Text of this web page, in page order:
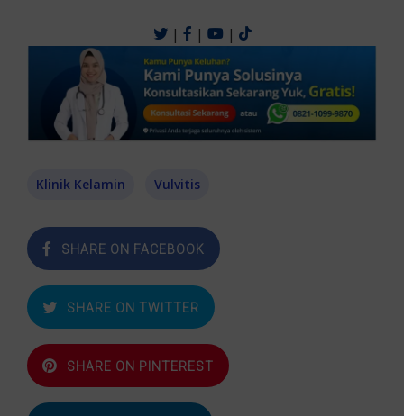
| | |
Klinik Kelamin Vulvitis
SHARE ON FACEBOOK
SHARE ON TWITTER
SHARE ON PINTEREST